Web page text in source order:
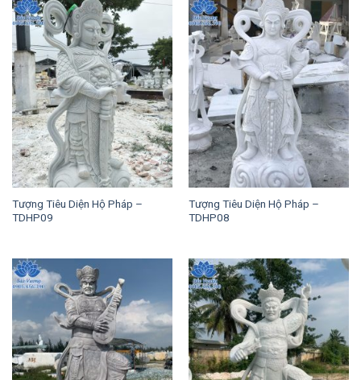
Tượng Tiêu Diện Hộ Pháp –
TDHP09
Tượng Tiêu Diện Hộ Pháp –
TDHP08